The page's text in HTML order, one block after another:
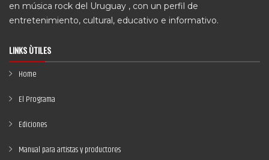
en música rock del Uruguay , con un perfil de
entretenimiento, cultural, educativo e informativo.
LINKS ÙTILES
Home
El Programa
Ediciones
Manual para artistas y productores